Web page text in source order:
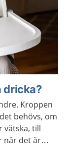
dricka?
Kroppen
behövs, om
vätska, till
när det är